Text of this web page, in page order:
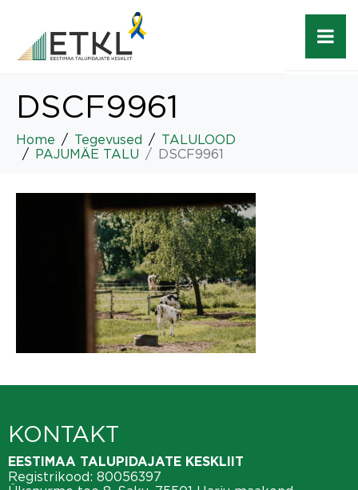
DSCF9961
Home Tegevused
TALULOOD
PAJUMÄE TALU
DSCF9961
KONTAKT
EESTIMAA TALUPIDAJATE KESKLIIT
Registrikood: 80056397